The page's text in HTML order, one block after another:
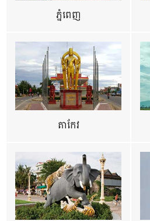
ភ្នំពេញ
តាកែវ